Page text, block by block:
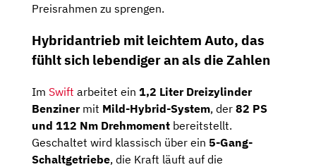
Preisrahmen zu sprengen.
Hybridantrieb mit leichtem Auto, das
fühlt sich lebendiger an als die Zahlen
Im Swift arbeitet ein 1,2 Liter Dreizylinder
Benzinermit Mild-Hybrid-System, der 82 PS
und 112 Nm Drehmoment bereitstellt.
Geschaltet wird klassisch über ein 5-Gang-
Schaltgetriebe, die Kraft läuft auf die